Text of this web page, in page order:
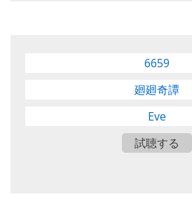
6659
廻廻奇譚
Eve
試聴する